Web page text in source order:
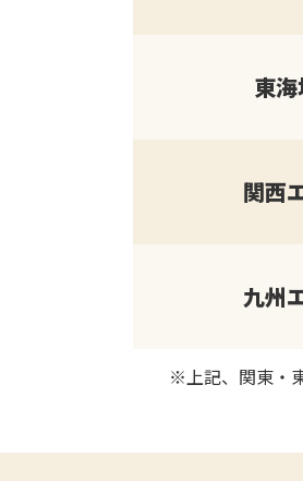
東
関西
九州
※上記、関東・